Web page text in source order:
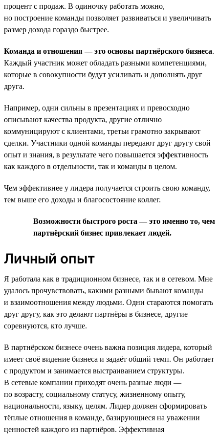
процент с продаж. В одиночку работать можно,
но построение команды позволяет развиваться и увеличивать
размер дохода гораздо быстрее.
Команда и отношения — это основы партнёрского бизнеса.
Каждый участник может обладать разными компетенциями,
которые в совокупности будут усиливать и дополнять друг
друга.
Например, одни сильны в презентациях и превосходно
описывают качества продукта, другие отлично
коммуницируют с клиентами, третьи грамотно закрывают
сделки. Участники одной команды передают друг другу свой
опыт и знания, в результате чего повышается эффективность
как каждого в отдельности, так и команды в целом.
Чем эффективнее у лидера получается строить свою команду,
тем выше его доходы и благосостояние коллег.
Возможности быстрого роста — это именно то, чем
партнёрский бизнес привлекает людей.
Личный опыт
Я работала как в традиционном бизнесе, так и в сетевом. Мне
удалось прочувствовать, какими разными бывают команды
и взаимоотношения между людьми. Одни стараются помогать
друг другу, как это делают партнёры в бизнесе, другие
соревнуются, кто лучше.
В партнёрском бизнесе очень важна позиция лидера, который
имеет своё видение бизнеса и задаёт общий темп. Он работает
с продуктом и занимается выстраиванием структуры.
В сетевые компании приходят очень разные люди —
по возрасту, социальному статусу, жизненному опыту,
национальности, языку, целям. Лидер должен сформировать
тёплые отношения в команде, базирующиеся на уважении
ценностей каждого из партнёров. Эффективная